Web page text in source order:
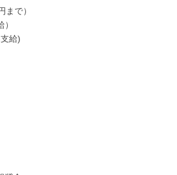
まで）
給)